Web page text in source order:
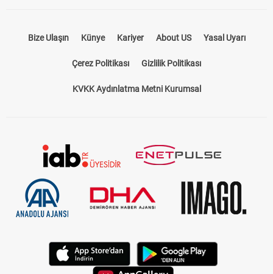
Bize Ulaşın Künye Kariyer About US Yasal Uyarı
Çerez Politikası Gizlilik Politikası
KVKK Aydınlatma Metni Kurumsal